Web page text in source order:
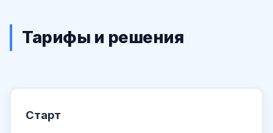
Тарифы и решения
Старт